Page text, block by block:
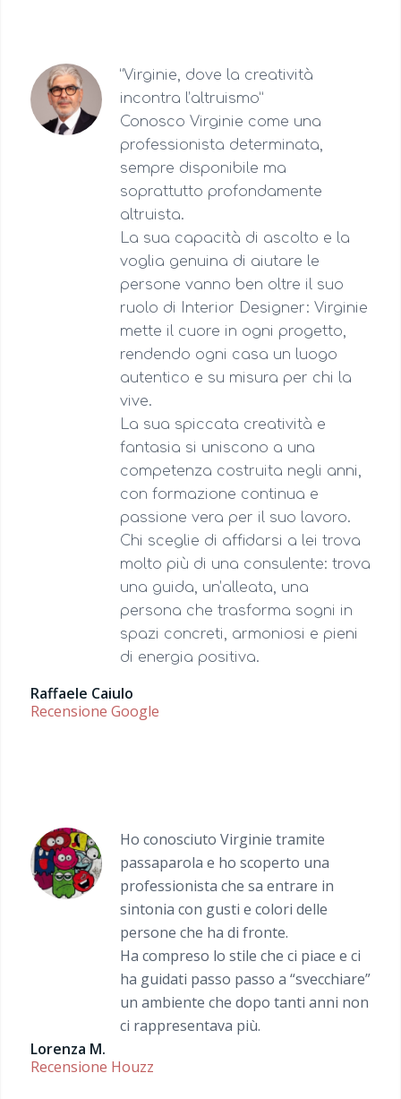
“Virginie, dove la creatività
incontra l’altruismo”
Conosco Virginie come una
professionista determinata,
sempre disponibile ma
soprattutto profondamente
altruista.
La sua capacità di ascolto e la
voglia genuina di aiutare le
persone vanno ben oltre il suo
ruolo di Interior Designer: Virginie
mette il cuore in ogni progetto,
rendendo ogni casa un luogo
autentico e su misura per chi la
vive.
La sua spiccata creatività e
fantasia si uniscono a una
competenza costruita negli anni,
con formazione continua e
passione vera per il suo lavoro.
Chi sceglie di affidarsi a lei trova
molto più di una consulente: trova
una guida, un’alleata, una
persona che trasforma sogni in
spazi concreti, armoniosi e pieni
di energia positiva.
Raffaele Caiulo
Recensione Google
Ho conosciuto Virginie tramite
passaparola e ho scoperto una
professionista che sa entrare in
sintonia con gusti e colori delle
persone che ha di fronte.
Ha compreso lo stile che ci piace e ci
ha guidati passo passo a “svecchiare”
un ambiente che dopo tanti anni non
ci rappresentava più.
Lorenza M.
Recensione Houzz